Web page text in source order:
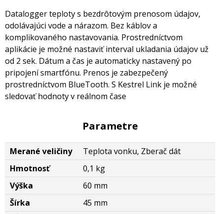
Datalogger teploty s bezdrôtovým prenosom údajov,
odolávajúci vode a nárazom. Bez káblov a
komplikovaného nastavovania. Prostredníctvom
aplikácie je možné nastaviť interval ukladania údajov už
od 2 sek. Dátum a čas je automaticky nastavený po
pripojení smartfónu. Prenos je zabezpečený
prostredníctvom BlueTooth. S Kestrel Link je možné
sledovať hodnoty v reálnom čase
Parametre
Merané veličiny
Teplota vonku, Zberač dát
Hmotnosť
0,1 kg
Výška
60 mm
Šírka
45 mm